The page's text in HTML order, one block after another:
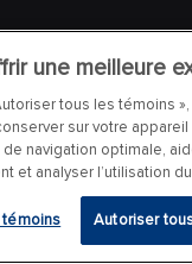
une meilleure
tous les témoins
sur votre
de navigation optimale,
et analyser l’utilisation
témoins Autoriser